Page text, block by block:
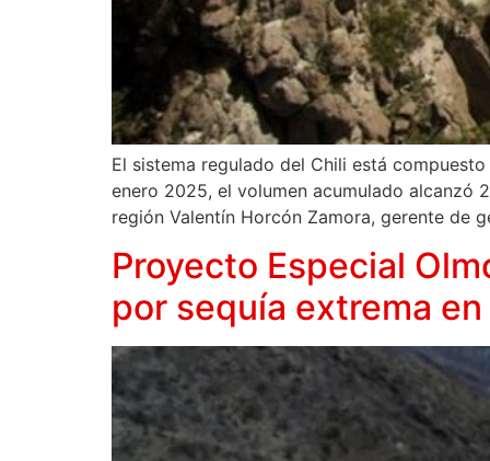
El sistema regulado del Chili está
enero 2025, el volumen acumulado alcanzó
región Valentín Horcón Zamora, gerente de
Proyecto Especial
por sequía extrema